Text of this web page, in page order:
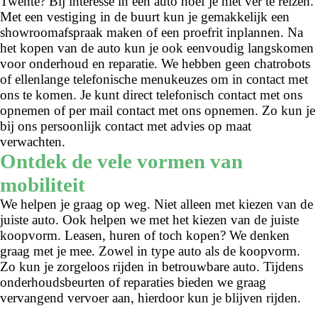
Met een vestiging in de buurt kun je gemakkelijk een
showroomafspraak maken of een proefrit inplannen. Na
het kopen van de auto kun je ook eenvoudig langskomen
voor onderhoud en reparatie. We hebben geen chatrobots
of ellenlange telefonische menukeuzes om in contact met
ons te komen. Je kunt direct telefonisch contact met ons
opnemen of per mail contact met ons opnemen. Zo kun je
bij ons persoonlijk contact met advies op maat
verwachten.
Ontdek de vele vormen van
mobiliteit
We helpen je graag op weg. Niet alleen met kiezen van de
juiste auto. Ook helpen we met het kiezen van de juiste
koopvorm. Leasen, huren of toch kopen? We denken
graag met je mee. Zowel in type auto als de koopvorm.
Zo kun je zorgeloos rijden in betrouwbare auto. Tijdens
onderhoudsbeurten of reparaties bieden we graag
vervangend vervoer aan, hierdoor kun je blijven rijden.